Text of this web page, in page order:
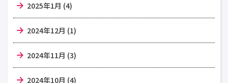
2025年1月 (4)
2024年12月 (1)
2024年11月 (3)
2024年10月 (4)